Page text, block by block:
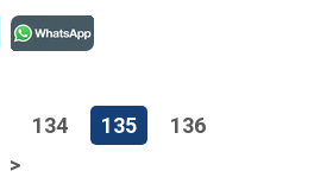
134 135
136
>